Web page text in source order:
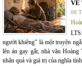
VỀ
08
người khiêng" là một truyện
lên án gay gắt, nhà văn
nhân quả và giá trị của nghĩa